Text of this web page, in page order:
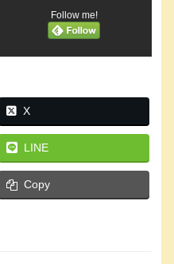
Follow me!
X
LINE
Copy